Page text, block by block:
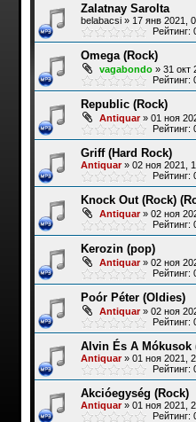
Zalatnay Sarolta
belabacsi» 17 янв 2021,
Рейтинг:
Omega (Rock)
vagabondo» 31 окт
Рейтинг:
Republic (Rock)
Antiquar» 01 ноя
Рейтинг:
Griff (Hard Rock)
Antiquar» 02 ноя 2021,
Рейтинг:
Knock Out (Rock)
Antiquar» 02 ноя
Рейтинг:
Kerozin (pop)
Antiquar» 02 ноя
Рейтинг:
Poór Péter (Oldies)
Antiquar» 02 ноя
Рейтинг:
Alvin És A Mókusok
Antiquar» 01 ноя 2021,
Рейтинг:
Akcióegység (Rock)
Antiquar» 01 ноя 2021,
Рейтинг: